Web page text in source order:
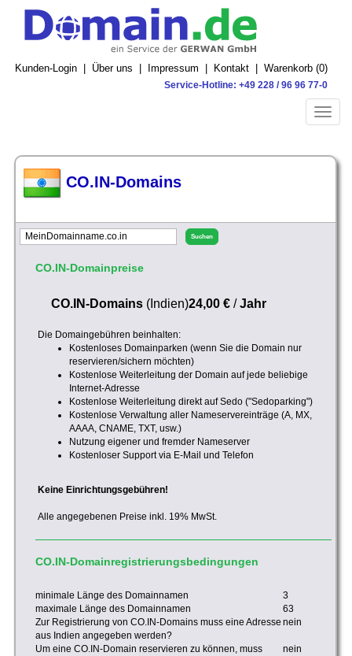
Kunden-Login Über uns Impressum Kontakt Warenkorb (0)
Service-Hotline: +49 228 / 96 96 77-0
Toggle
CO.IN-Domains
CO.IN-Domainpreise
CO.IN-Domains(Indien)24,00 €/Jahr
Die Domaingebühren beinhalten:
Kostenloses Domainparken (wenn Sie die Domain nur
reservieren/sichern möchten)
Kostenlose Weiterleitung der Domain auf jede beliebige
Internet-Adresse
Kostenlose Weiterleitung direkt auf Sedo ("Sedoparking")
Kostenlose Verwaltung aller Nameservereinträge (A, MX,
AAAA, CNAME, TXT, usw.)
Nutzung eigener und fremder Nameserver
Kostenloser Support via E-Mail und Telefon
Keine Einrichtungsgebühren!
Alle angegebenen Preise inkl. 19% MwSt.
CO.IN-Domainregistrierungsbedingungen
minimale Länge des Domainnamen
3
maximale Länge des Domainnamen
63
Zur Registrierung von CO.IN-Domains muss eine Adresse
aus Indien angegeben werden?
nein
Um eine CO.IN-Domain reservieren zu können, muss
nein